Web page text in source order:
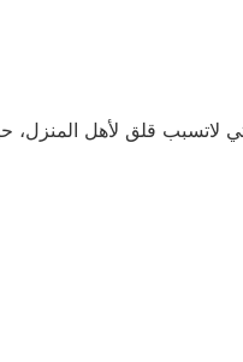
لاتسبب قلق لأهل